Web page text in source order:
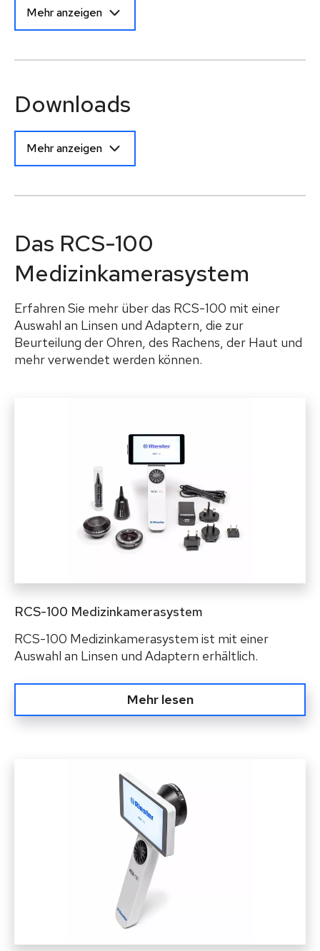
Mehr anzeigen
Downloads
Mehr anzeigen
Das RCS-100
Medizinkamerasystem
Erfahren Sie mehr über das RCS-100 mit einer
Auswahl an Linsen und Adaptern, die zur
Beurteilung der Ohren, des Rachens, der Haut und
mehr verwendet werden können.
RCS-100 Medizinkamerasystem
RCS-100 Medizinkamerasystem ist mit einer
Auswahl an Linsen und Adaptern erhältlich.
Mehr lesen